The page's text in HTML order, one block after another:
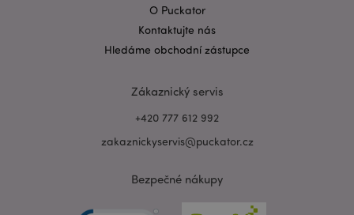
O Puckator
Kontaktujte nás
Hledáme obchodní zástupce
Zákaznický servis
+420 777 612 992
zakaznickyservis@puckator.cz
Bezpečné nákupy
mage-messages
Zásadách ochrany osobních údajů společnosti